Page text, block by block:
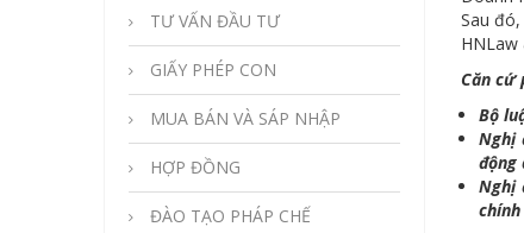
TƯ VẤN ĐẦU TƯ
GIẤY PHÉP CON
MUA BÁN VÀ SÁP NHẬP
HỢP ĐỒNG
ĐÀO TẠO PHÁP CHẾ
Sau
HNLaw
Căn cứ
Bộ
Nghị
động
Nghị